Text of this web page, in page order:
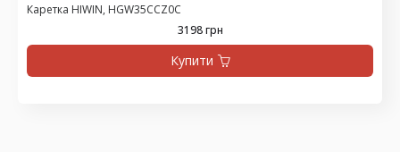
Каретка HIWIN, HGW35CCZ0C
3198 грн
Купити